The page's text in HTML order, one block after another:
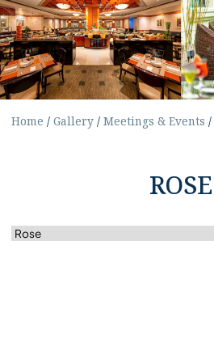
Home / Gallery/ Meetings & Events /
ROSE